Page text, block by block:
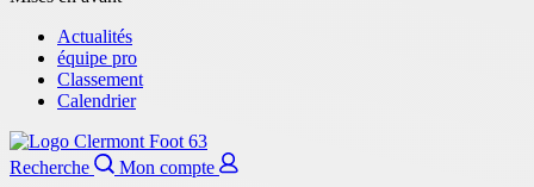
Actualités
équipe pro
Classement
Calendrier
Recherche
Mon compte